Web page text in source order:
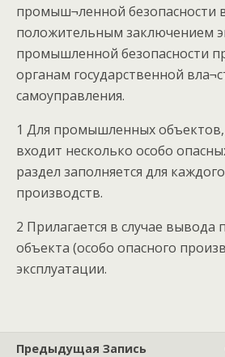
промыш¬ленной безопасности
положительным заключением
промышленной безопасности
органам государственной
самоуправления.
1 Для промышленных объектов,
входит несколько особо
раздел заполняется для
производств.
2 Прилагается в случае
объекта (особо опасного
эксплуатации.
Предыдущая Запись